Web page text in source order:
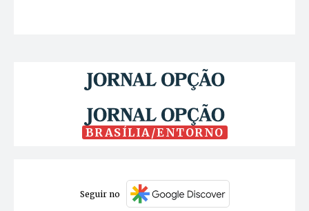
BRASÍLIA/ENTORNO
Seguir no